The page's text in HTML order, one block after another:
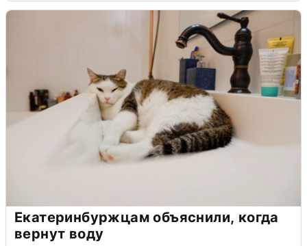
Екатеринбуржцам объяснили, когда
вернут воду